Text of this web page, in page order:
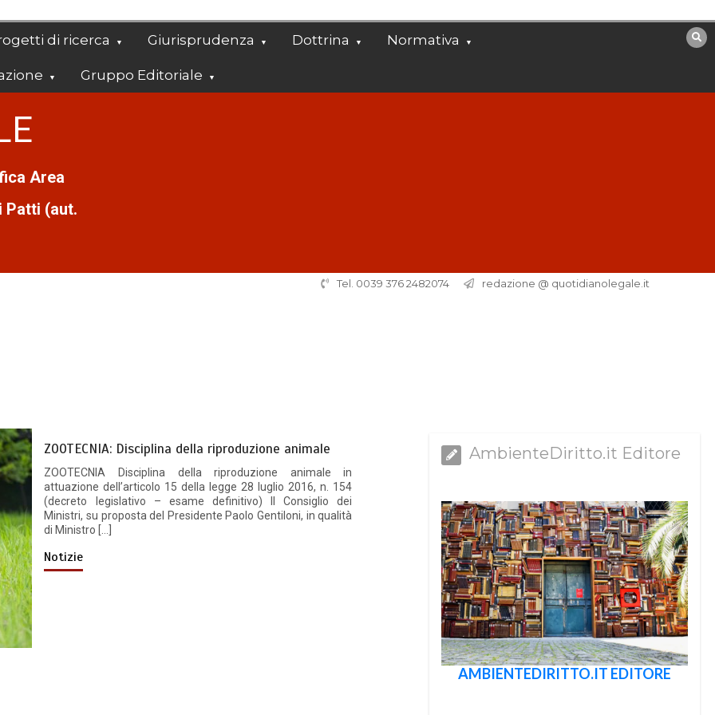
di ricerca Giurisprudenza Dottrina Normativa
Gruppo Editoriale
Area
Patti (aut.
Tel. 0039 376 2482074 redazione @ quotidianolegale.it
ZOOTECNIA: Disciplina della riproduzione animale
ZOOTECNIA Disciplina della riproduzione animale in
attuazione dell’articolo 15 della legge 28 luglio 2016, n. 154
(decreto legislativo – esame definitivo) Il Consiglio dei
Ministri, su proposta del Presidente Paolo Gentiloni, in qualità
di Ministro […]
Notizie
AmbienteDiritto.it Editore
AMBIENTEDIRITTO.IT EDITORE